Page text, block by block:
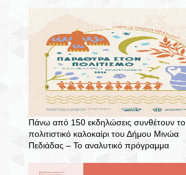
Πάνω από 150 εκδηλώσεις συνθέτουν το
πολιτιστικό καλοκαίρι του Δήμου Μινώα
Πεδιάδας – To αναλυτικό πρόγραμμα